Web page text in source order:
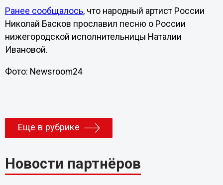
Ранее сообщалось, что народный артист России
Николай Басков прославил песню о России
нижегородской исполнительницы Наталии
Ивановой.
Фото: Newsroom24
Еще в рубрике
Новости партнёров